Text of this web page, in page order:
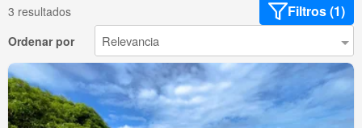
3 resultados Filtros (1)
Ordenar por